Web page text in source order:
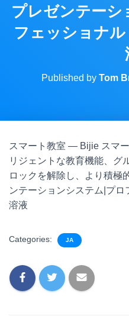
プレゼンテーシ
フェッショナ
Published by Tom
スマート教室 — Bijie スマ
リジェントな教育機能、グ
ロックを解除し、より積
ンテーションシステム|プロ
溶液
Categories: JA